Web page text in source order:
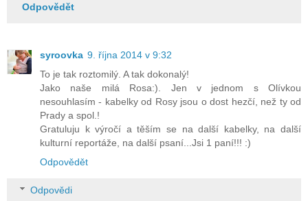
Odpovědět
syroovka 9. října 2014 v 9:32
To je tak roztomilý. A tak dokonalý!
Jako naše milá Rosa:). Jen v jednom s Olívkou
nesouhlasím - kabelky od Rosy jsou o dost hezčí, než ty od
Prady a spol.!
Gratuluju k výročí a těším se na další kabelky, na další
kulturní reportáže, na další psaní...Jsi 1 paní!!! :)
Odpovědět
Odpovědi